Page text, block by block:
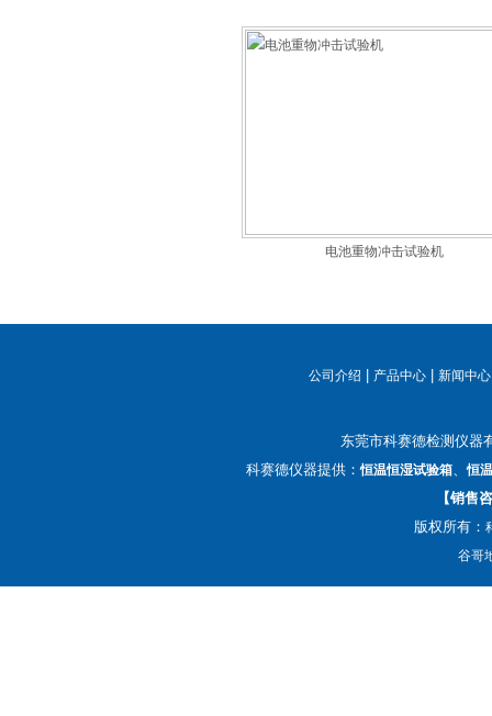
电池重物冲击试验机
公司介绍 | 产品中心 |新闻中心
东莞市科赛德检测仪
科赛德仪器提供：恒温恒湿试验箱 、恒
【销售
版权所有：
谷哥